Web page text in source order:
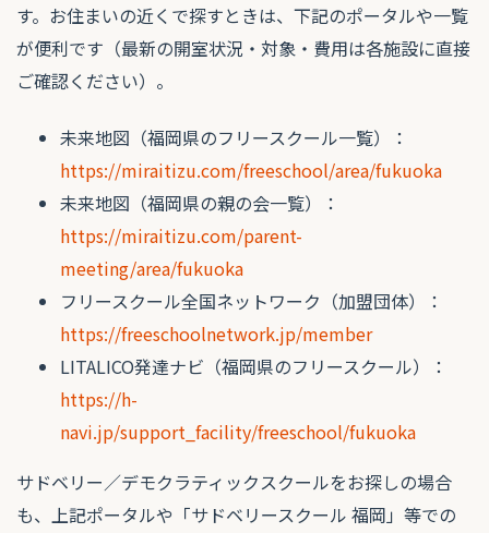
す。お住まいの近くで探すときは、下記のポータルや一覧
が便利です（最新の開室状況・対象・費用は各施設に直接
ご確認ください）。
未来地図（福岡県のフリースクール一覧）：
https://miraitizu.com/freeschool/area/fukuoka
未来地図（福岡県の親の会一覧）：
https://miraitizu.com/parent-
meeting/area/fukuoka
フリースクール全国ネットワーク（加盟団体）：
https://freeschoolnetwork.jp/member
LITALICO発達ナビ（福岡県のフリースクール）：
https://h-
navi.jp/support_facility/freeschool/fukuoka
サドベリー／デモクラティックスクールをお探しの場合
も、上記ポータルや「サドベリースクール 福岡」等での